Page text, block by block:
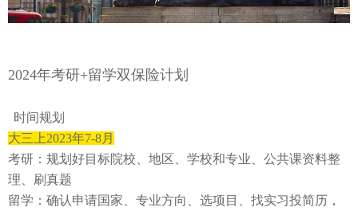
2024年考研+留学双保险计划
时间规划
⼤三上2023年7-8⽉
考研：规划好⽬标院校、地区、学校和专业、公共课资料整
理、刷真题
留学：确认申请国家、专业方向、选项⽬、找实习投简历，